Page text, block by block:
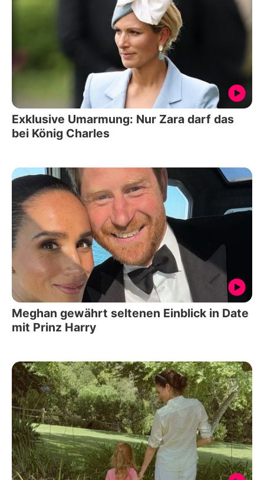
Exklusive Umarmung: Nur Zara darf das
bei König Charles
Meghan gewährt seltenen Einblick in Date
mit Prinz Harry